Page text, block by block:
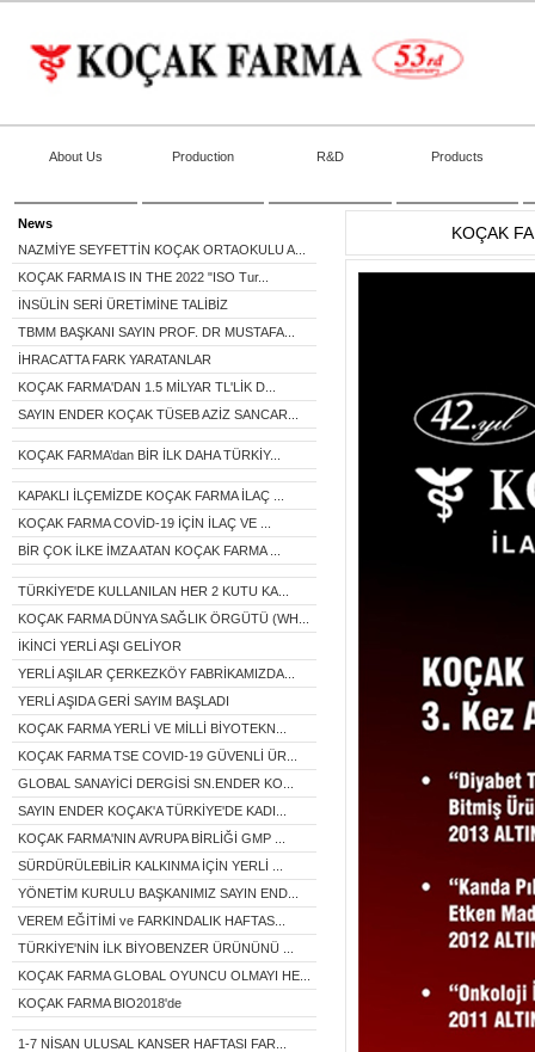
About Us Production R&D Products
News
NAZMİYE SEYFETTİN KOÇAK ORTAOKULU A...
KOÇAK FARMA IS IN THE 2022 "ISO Tur...
İNSÜLİN SERİ ÜRETİMİNE TALİBİZ
TBMM BAŞKANI SAYIN PROF. DR MUSTAFA...
İHRACATTA FARK YARATANLAR
KOÇAK FARMA'DAN 1.5 MİLYAR TL'LİK D...
SAYIN ENDER KOÇAK TÜSEB AZİZ SANCAR...
KOÇAK FARMA’dan BİR İLK DAHA TÜRKİY...
KAPAKLI İLÇEMİZDE KOÇAK FARMA İLAÇ ...
KOÇAK FARMA COVİD-19 İÇİN İLAÇ VE ...
BİR ÇOK İLKE İMZA ATAN KOÇAK FARMA ...
TÜRKİYE'DE KULLANILAN HER 2 KUTU KA...
KOÇAK FARMA DÜNYA SAĞLIK ÖRGÜTÜ (WH...
İKİNCİ YERLİ AŞI GELİYOR
YERLİ AŞILAR ÇERKEZKÖY FABRİKAMIZDA...
YERLİ AŞIDA GERİ SAYIM BAŞLADI
KOÇAK FARMA YERLİ VE MİLLİ BİYOTEKN...
KOÇAK FARMA TSE COVID-19 GÜVENLİ ÜR...
GLOBAL SANAYİCİ DERGİSİ SN.ENDER KO...
SAYIN ENDER KOÇAK'A TÜRKİYE'DE KADI...
KOÇAK FARMA'NIN AVRUPA BİRLİĞİ GMP ...
SÜRDÜRÜLEBİLİR KALKINMA İÇİN YERLİ ...
YÖNETİM KURULU BAŞKANIMIZ SAYIN END...
VEREM EĞİTİMİ ve FARKINDALIK HAFTAS...
TÜRKİYE'NİN İLK BİYOBENZER ÜRÜNÜNÜ ...
KOÇAK FARMA GLOBAL OYUNCU OLMAYI HE...
KOÇAK FARMA BIO2018'de
1-7 NİSAN ULUSAL KANSER HAFTASI FAR...
KOÇAK